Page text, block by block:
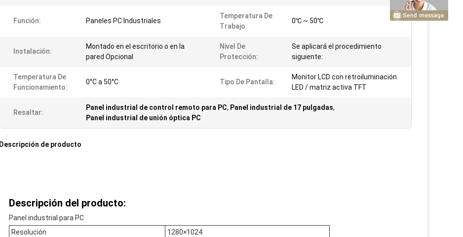
Función: Paneles PC Industriales
Temperatura De
Trabajo:
0℃ ~ 50℃
Instalación:
Montado en el escritorio o en la
pared Opcional
Nivel De
Protección:
Se aplicará el procedimiento
siguiente:
Temperatura De
Funcionamiento:
0°C a 50°C Tipo De Pantalla:
Monitor LCD con retroiluminación
LED / matriz activa TFT
Resaltar:
Panel industrial de control remoto para PC, Panel industrial de 17 pulgadas,
Panel industrial de unión óptica PC
Descripción de producto
Descripción del producto:
Panel industrial para PC
Resolución
1280×1024